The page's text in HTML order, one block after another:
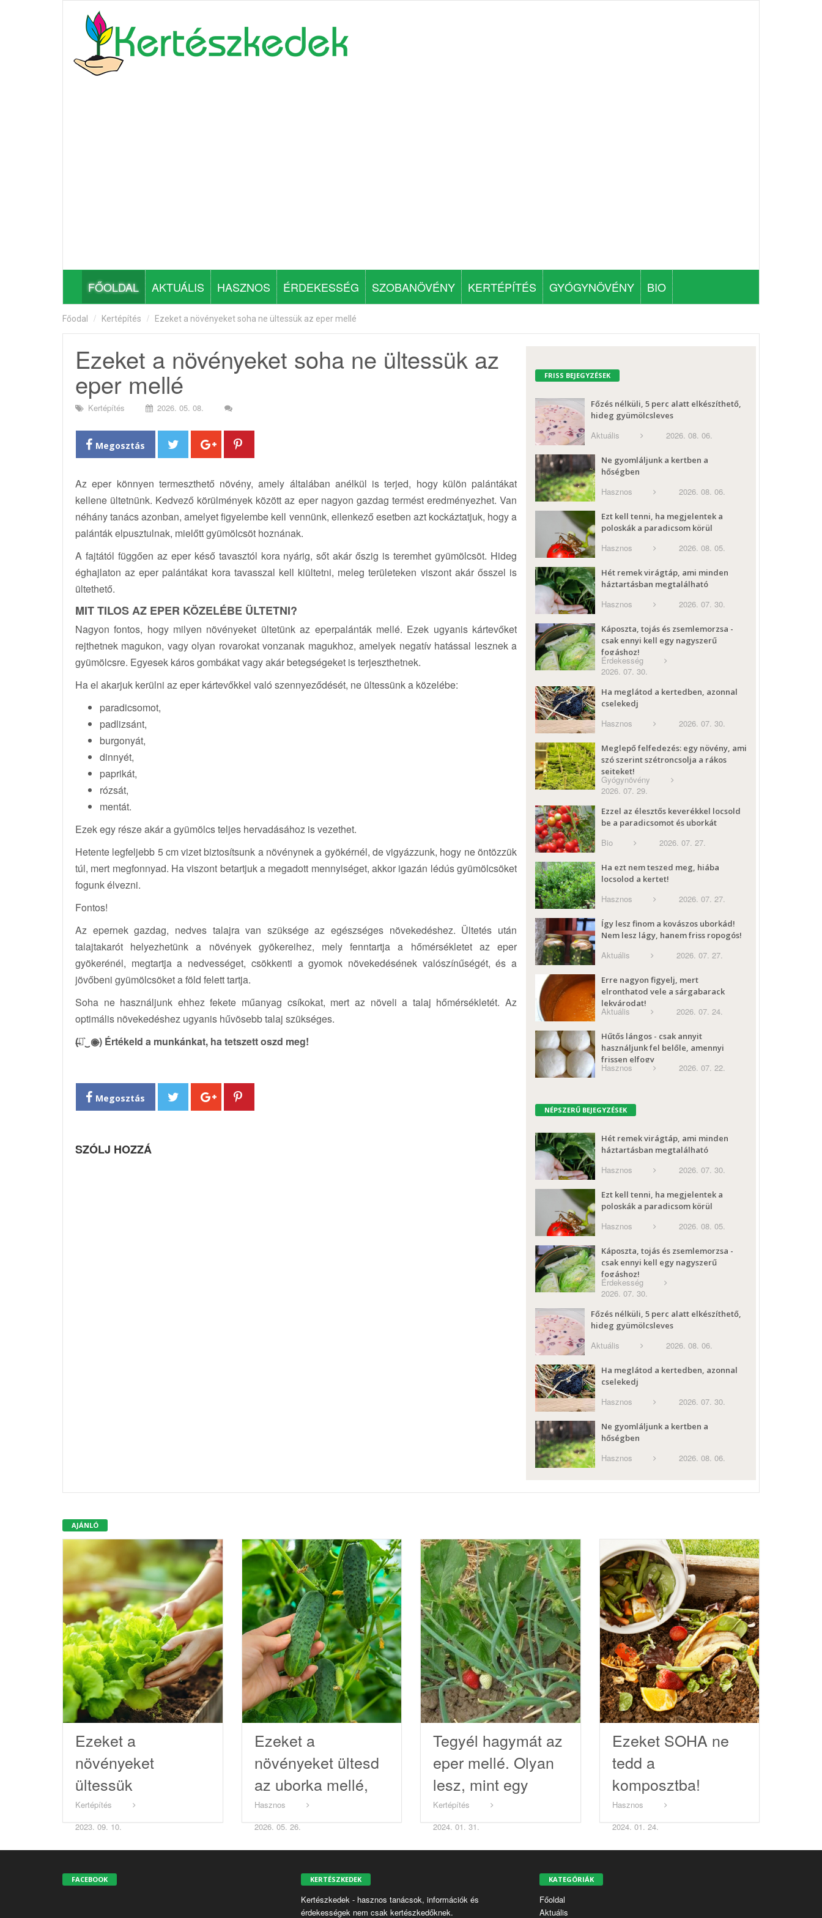
FŐOLDAL AKTUÁLIS HASZNOS ÉRDEKESSÉG SZOBANÖVÉNY KERTÉPÍTÉS GYÓGYNÖVÉNY BIO
Főodal Kertépítés Ezeket a növényeket soha ne ültessük az eper mellé
Ezeket a növényeket soha ne ültessük az
eper mellé
Kertépítés 2026. 05. 08.
Megosztás
Az eper könnyen termeszthető növény, amely általában anélkül is terjed, hogy külön palántákat
kellene ültetnünk. Kedvező körülmények között az eper nagyon gazdag termést eredményezhet. Van
néhány tanács azonban, amelyet figyelembe kell vennünk, ellenkező esetben azt kockáztatjuk, hogy a
palánták elpusztulnak, mielőtt gyümölcsöt hoznának.
A fajtától függően az eper késő tavasztól kora nyárig, sőt akár őszig is teremhet gyümölcsöt. Hideg
éghajlaton az eper palántákat kora tavasszal kell kiültetni, meleg területeken viszont akár ősszel is
ültethető.
MIT TILOS AZ EPER KÖZELÉBE ÜLTETNI?
Nagyon fontos, hogy milyen növényeket ültetünk az eperpalánták mellé. Ezek ugyanis kártevőket
rejthetnek magukon, vagy olyan rovarokat vonzanak magukhoz, amelyek negatív hatással lesznek a
gyümölcsre. Egyesek káros gombákat vagy akár betegségeket is terjeszthetnek.
Ha el akarjuk kerülni az eper kártevőkkel való szennyeződését, ne ültessünk a közelébe:
paradicsomot,
padlizsánt,
burgonyát,
dinnyét,
paprikát,
rózsát,
mentát.
Ezek egy része akár a gyümölcs teljes hervadásához is vezethet.
Hetente legfeljebb 5 cm vizet biztosítsunk a növénynek a gyökérnél, de vigyázzunk, hogy ne öntözzük
túl, mert megfonnyad. Ha viszont betartjuk a megadott mennyiséget, akkor igazán lédús gyümölcsöket
fogunk élvezni.
Fontos!
Az epernek gazdag, nedves talajra van szüksége az egészséges növekedéshez. Ültetés után
talajtakarót helyezhetünk a növények gyökereihez, mely fenntartja a hőmérsékletet az eper
gyökerénél, megtartja a nedvességet, csökkenti a gyomok növekedésének valószínűségét, és a
jövőbeni gyümölcsöket a föld felett tartja.
Soha ne használjunk ehhez fekete műanyag csíkokat, mert az növeli a talaj hőmérsékletét. Az
optimális növekedéshez ugyanis hűvösebb talaj szükséges.
(̶◉͛‿◉̶) Értékeld a munkánkat, ha tetszett oszd meg!
Megosztás
SZÓLJ HOZZÁ
FRISS BEJEGYZÉSEK
Főzés nélküli, 5 perc alatt elkészíthető,
hideg gyümölcsleves
Aktuális 2026. 08. 06.
Ne gyomláljunk a kertben a
hőségben
Hasznos 2026. 08. 06.
Ezt kell tenni, ha megjelentek a
poloskák a paradicsom körül
Hasznos 2026. 08. 05.
Hét remek virágtáp, ami minden
háztartásban megtalálható
Hasznos 2026. 07. 30.
Káposzta, tojás és zsemlemorzsa -
csak ennyi kell egy nagyszerű
fogáshoz!
Érdekesség
2026. 07. 30.
Ha meglátod a kertedben, azonnal
cselekedj
Hasznos 2026. 07. 30.
Meglepő felfedezés: egy növény, ami
szó szerint szétroncsolja a rákos
sejteket!
Gyógynövény
2026. 07. 29.
Ezzel az élesztős keverékkel locsold
be a paradicsomot és uborkát
Bio 2026. 07. 27.
Ha ezt nem teszed meg, hiába
locsolod a kertet!
Hasznos 2026. 07. 27.
Így lesz finom a kovászos uborkád!
Nem lesz lágy, hanem friss ropogós!
Aktuális 2026. 07. 27.
Erre nagyon figyelj, mert
elronthatod vele a sárgabarack
lekvárodat!
Aktuális 2026. 07. 24.
Hűtős lángos - csak annyit
használjunk fel belőle, amennyi
frissen elfogy
Hasznos 2026. 07. 22.
NÉPSZERŰ BEJEGYZÉSEK
Hét remek virágtáp, ami minden
háztartásban megtalálható
Hasznos 2026. 07. 30.
Ezt kell tenni, ha megjelentek a
poloskák a paradicsom körül
Hasznos 2026. 08. 05.
Káposzta, tojás és zsemlemorzsa -
csak ennyi kell egy nagyszerű
fogáshoz!
Érdekesség
2026. 07. 30.
Főzés nélküli, 5 perc alatt elkészíthető,
hideg gyümölcsleves
Aktuális 2026. 08. 06.
Ha meglátod a kertedben, azonnal
cselekedj
Hasznos 2026. 07. 30.
Ne gyomláljunk a kertben a
hőségben
Hasznos 2026. 08. 06.
AJÁNLÓ
Ezeket a
növényeket
ültessük
szeptemberben
Kertépítés
2023. 09. 10.
Ezeket a
növényeket ültesd
az uborka mellé,
hogy gazdag
termésed legyen
Hasznos
2026. 05. 26.
Tegyél hagymát az
eper mellé. Olyan
lesz, mint egy
testőr!
Kertépítés
2024. 01. 31.
Ezeket SOHA ne
tedd a
komposztba!
Hasznos
2024. 01. 24.
FACEBOOK KERTÉSZKEDEK
Kertészkedek - hasznos tanácsok, információk és
érdekességek nem csak kertészkedőknek.
KATEGÓRIÁK
Főoldal
Aktuális